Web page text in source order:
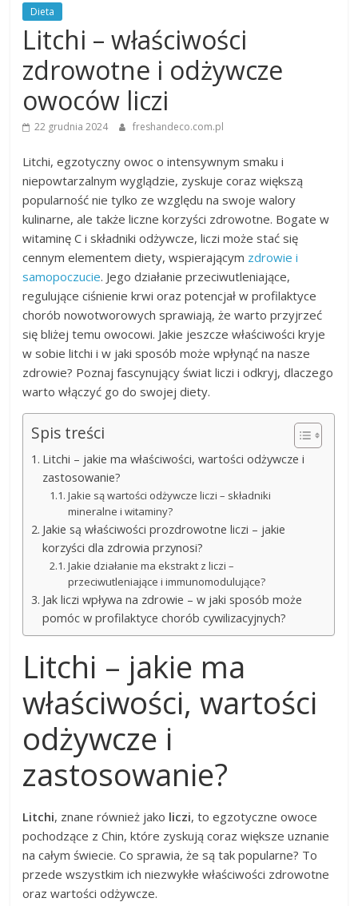
Dieta
Litchi – właściwości
zdrowotne i odżywcze
owoców liczi
22 grudnia 2024 freshandeco.com.pl
Litchi, egzotyczny owoc o intensywnym smaku i
niepowtarzalnym wyglądzie, zyskuje coraz większą
popularność nie tylko ze względu na swoje walory
kulinarne, ale także liczne korzyści zdrowotne. Bogate w
witaminę C i składniki odżywcze, liczi może stać się
cennym elementem diety, wspierającym zdrowie i
samopoczucie. Jego działanie przeciwutleniające,
regulujące ciśnienie krwi oraz potencjał w profilaktyce
chorób nowotworowych sprawiają, że warto przyjrzeć
się bliżej temu owocowi. Jakie jeszcze właściwości kryje
w sobie litchi i w jaki sposób może wpłynąć na nasze
zdrowie? Poznaj fascynujący świat liczi i odkryj, dlaczego
warto włączyć go do swojej diety.
Spis treści
Litchi – jakie ma właściwości, wartości odżywcze i
zastosowanie?
Jakie są wartości odżywcze liczi – składniki
mineralne i witaminy?
Jakie są właściwości prozdrowotne liczi – jakie
korzyści dla zdrowia przynosi?
Jakie działanie ma ekstrakt z liczi –
przeciwutleniające i immunomodulujące?
Jak liczi wpływa na zdrowie – w jaki sposób może
pomóc w profilaktyce chorób cywilizacyjnych?
Litchi – jakie ma
właściwości, wartości
odżywcze i
zastosowanie?
Litchi, znane również jako liczi, to egzotyczne owoce
pochodzące z Chin, które zyskują coraz większe uznanie
na całym świecie. Co sprawia, że są tak popularne? To
przede wszystkim ich niezwykłe właściwości zdrowotne
oraz wartości odżywcze.